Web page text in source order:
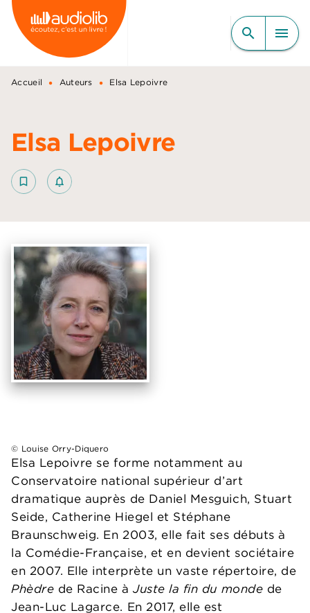
MENU RECHERCHE
CONTENU
PIED DE PAGE
search menu
Accueil • Auteurs • Elsa Lepoivre
Elsa Lepoivre
bookmark_border notifications_none_outlined
Elsa Lepoivre se forme notamment au
Conservatoire national supérieur d’art
dramatique auprès de Daniel Mesguich, Stuart
Seide, Catherine Hiegel et Stéphane
Braunschweig. En 2003, elle fait ses débuts à
la Comédie-Française, et en devient sociétaire
en 2007. Elle interprète un vaste répertoire, de
Phèdre de Racine àJuste la fin du monde de
Jean-Luc Lagarce. En 2017, elle est
© Louise Orry-Diquero